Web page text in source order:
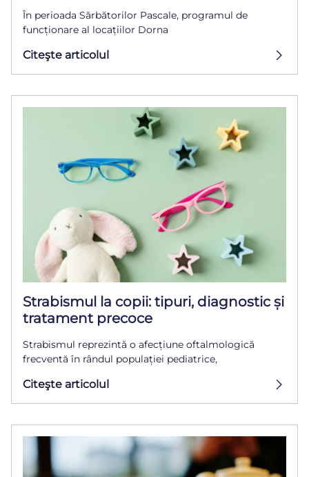
În perioada Sărbătorilor Pascale, programul de
funcționare al locațiilor Dorna
Citeşte articolul
Strabismul la copii: tipuri, diagnostic și
tratament precoce
Strabismul reprezintă o afecțiune oftalmologică
frecventă în rândul populației pediatrice,
Citeşte articolul